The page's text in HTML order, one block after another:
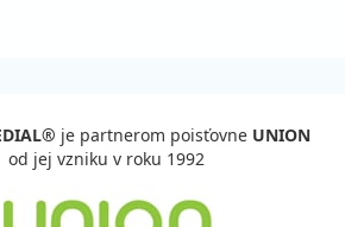
je partnerom poisťovne UNION
od jej vzniku v roku 1992